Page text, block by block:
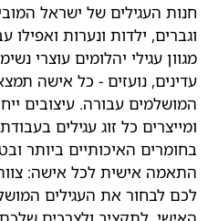
חנות העגילים של ישראל
וגברים, ילדות ונערות ואפילו
מגוון עגילי יהלומים עוצרי
עדינים, נועזים - כל אישה
המושלמים עבורה. עיצובים
ומייצרים כל זוג עגילים
בחומרים האיכותיים ביותר
התאמה אישית לכל אישה:
לכם לבחור את העגילים